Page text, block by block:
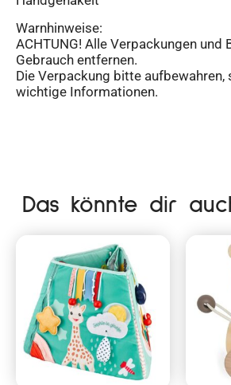
Warnhinweise:
ACHTUNG! Alle Verpackungen und
Gebrauch entfernen.
Die Verpackung bitte aufbewahren,
wichtige Informationen.
Das könnte dir